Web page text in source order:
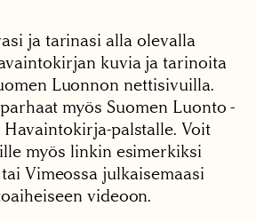
ja tarinasi alla olevalla
kuvia ja tarinoita
Luonnon nettisivuilla.
myös Suomen Luonto -
palstalle. Voit
myös linkin esimerkiksi
Vimeossa julkaisemaasi
videoon.